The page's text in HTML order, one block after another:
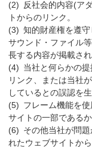
反社会的内容(ア
トからのリンク。
知的財産権を遵守
サウンド・ファイル
長する内容が掲載さ
当社と何らかの
リンク、または当社
しているとの誤認を
フレーム機能を
サイトの一部である
その他当社が問
れたウェブサイトから